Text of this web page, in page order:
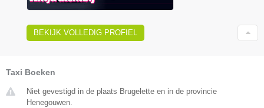
BEKIJK VOLLEDIG PROFIEL
Taxi Boeken
Niet gevestigd in de plaats Brugelette en in de provincie
Henegouwen.